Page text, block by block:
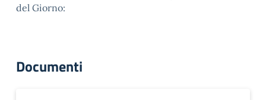
del Giorno:
Documenti